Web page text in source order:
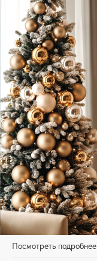
Посмотреть подробнее